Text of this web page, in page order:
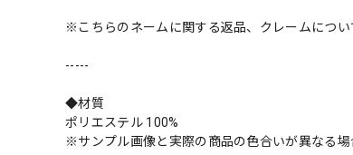
※こちらのネームに関する返品、クレームについ
-----
◆材質
ポリエステル 100%
※サンプル画像と実際の商品の色合いが異なる場